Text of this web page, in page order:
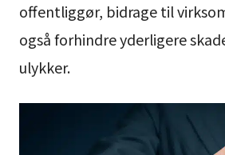
offentliggør, bidrage til
også forhindre yderligere
ulykker.